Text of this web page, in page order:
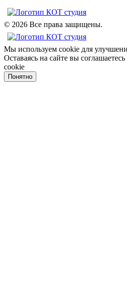
© 2026 Все права защищены.
Мы используем cookie для
Оставаясь на сайте вы
cookie
Понятно